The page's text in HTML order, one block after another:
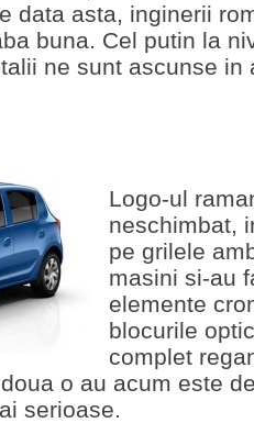
data asta, inginerii
buna. Cel putin la
ne sunt ascunse in
Logo-ul
neschimbat,
pe grilele
masini si-au
elemente
blocurile
complet
o au acum este
serioase.